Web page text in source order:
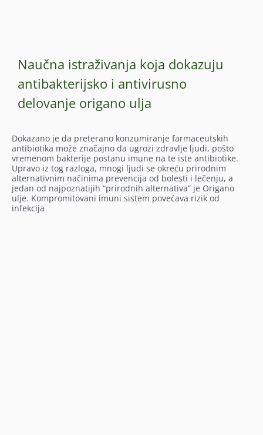
Naučna istraživanja koja dokazuju
antibakterijsko i antivirusno
delovanje origano ulja
Dokazano je da preterano konzumiranje farmaceutskih
antibiotika može značajno da ugrozi zdravlje ljudi, pošto
vremenom bakterije postanu imune na te iste antibiotike.
Upravo iz tog razloga, mnogi ljudi se okreću prirodnim
alternativnim načinima prevencija od bolesti i lečenju, a
jedan od najpoznatijih “prirodnih alternativa” je Origano
ulje. Kompromitovani imuni sistem povećava rizik od
infekcija